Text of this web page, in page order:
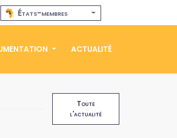
États-membres
ACTUALITÉ
Toute
l'actualité